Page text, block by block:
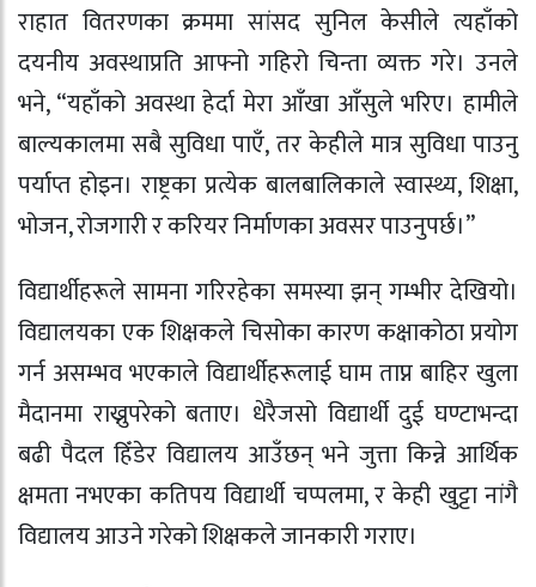
राहात वितरणका क्रममा सांसद सुनिल केसीले त्यहाँको
दयनीय अवस्थाप्रति आफ्नो गहिरो चिन्ता व्यक्त गरे। उनले
भने, “यहाँको अवस्था हेर्दा मेरा आँखा आँसुले भरिए। हामीले
बाल्यकालमा सबै सुविधा पाएँ, तर केहीले मात्र सुविधा पाउनु
पर्याप्त होइन। राष्ट्रका प्रत्येक बालबालिकाले स्वास्थ्य, शिक्षा,
भोजन, रोजगारी र करियर निर्माणका अवसर पाउनुपर्छ।”
विद्यार्थीहरूले सामना गरिरहेका समस्या झन् गम्भीर देखियो।
विद्यालयका एक शिक्षकले चिसोका कारण कक्षाकोठा प्रयोग
गर्न असम्भव भएकाले विद्यार्थीहरूलाई घाम ताप्न बाहिर खुला
मैदानमा राख्नुपरेको बताए। धेरैजसो विद्यार्थी दुई घण्टाभन्दा
बढी पैदल हिँडेर विद्यालय आउँछन् भने जुत्ता किन्ने आर्थिक
क्षमता नभएका कतिपय विद्यार्थी चप्पलमा, र केही खुट्टा नांगै
विद्यालय आउने गरेको शिक्षकले जानकारी गराए।